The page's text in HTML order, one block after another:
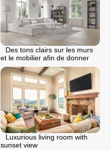
Des tons clairs sur les murs
et le mobilier afin de donner
Luxurious living room with
sunset view